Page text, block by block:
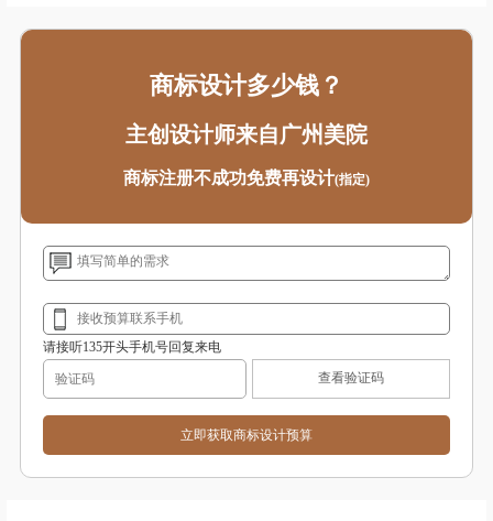
商标设计多少钱？
主创设计师来自广州美院
商标注册不成功免费再设计(指定)
请接听135开头手机号回复来电
查看验证码